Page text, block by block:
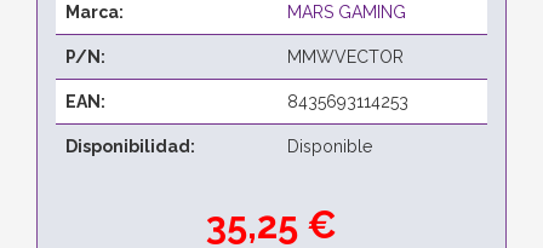
Marca: MARS GAMING
P/N: MMWVECTOR
EAN: 8435693114253
Disponibilidad: Disponible
35,25 €